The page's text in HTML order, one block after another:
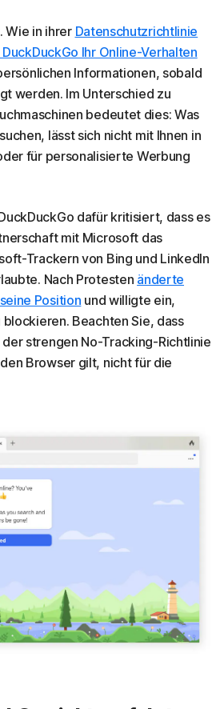
Wie in ihrer Datenschutzrichtlinie
Ihr Online-Verhalten
Informationen, sobald
werden. Im Unterschied zu
bedeutet dies: Was
lässt sich nicht mit Ihnen in
für personalisierte Werbung
dafür kritisiert, dass es
mit Microsoft das
Trackern von Bing und LinkedIn
Nach Protesten änderte
Position und willigte ein,
Beachten Sie, dass
strengen No-Tracking-Richtlinie
Browser gilt, nicht für die